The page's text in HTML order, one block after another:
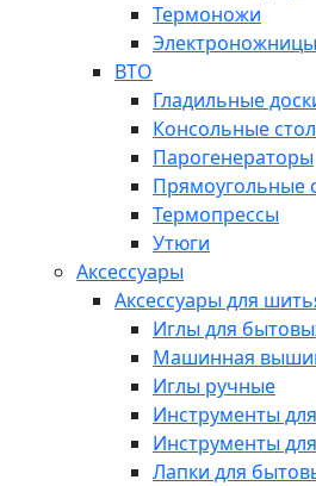
Термоножи
Электроножницы
ВТО
Гладильные
Консольные
Парогенераторы
Прямоугольные
Термопрессы
Утюги
Аксессуары
Аксессуары для
Иглы для
Машинная
Иглы ручные
Инструменты
Инструменты
Лапки для